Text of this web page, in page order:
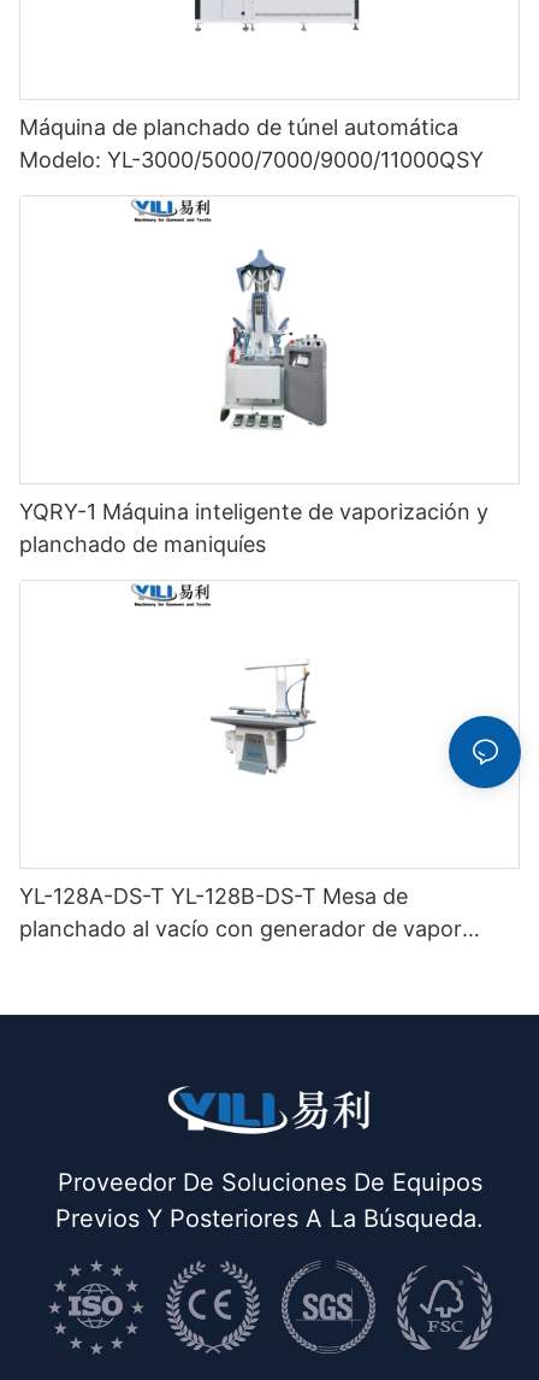
Máquina de planchado de túnel automática
Modelo: YL-3000/5000/7000/9000/11000QSY
YQRY-1 Máquina inteligente de vaporización y
planchado de maniquíes
YL-128A-DS-T YL-128B-DS-T Mesa de
planchado al vacío con generador de vapor
Proveedor De Soluciones De Equipos
Previos Y Posteriores A La Búsqueda.